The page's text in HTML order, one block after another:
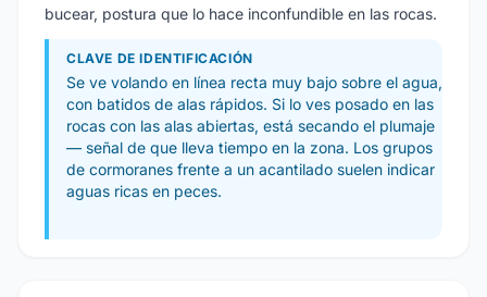
bucear, postura que lo hace inconfundible en las rocas.
CLAVE DE IDENTIFICACIÓN
Se ve volando en línea recta muy bajo sobre el agua,
con batidos de alas rápidos. Si lo ves posado en las
rocas con las alas abiertas, está secando el plumaje
— señal de que lleva tiempo en la zona. Los grupos
de cormoranes frente a un acantilado suelen indicar
aguas ricas en peces.